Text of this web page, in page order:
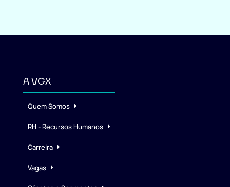
A VGX
Quem Somos
RH - Recursos Humanos
Carreira
Vagas